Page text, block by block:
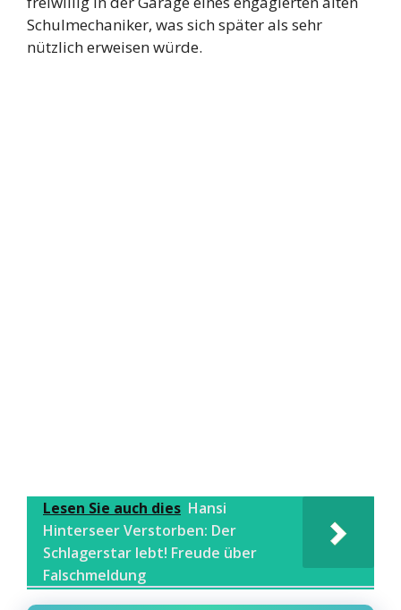
Schulmechaniker, was sich später als sehr
nützlich erweisen würde.
Lesen Sie auch dies Hansi
Hinterseer Verstorben: Der
Schlagerstar lebt! Freude über
Falschmeldung